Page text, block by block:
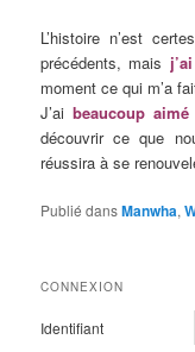
L’histoire n’est
précédents, mais
moment ce qui m’a
J’aibeaucoup
découvrir ce que
réussira à se
Publié dansManwha,
CONNEXION
Identifiant